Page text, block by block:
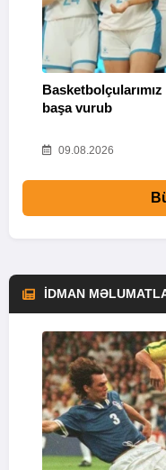
başa vurub
09.08.2026
İDMAN